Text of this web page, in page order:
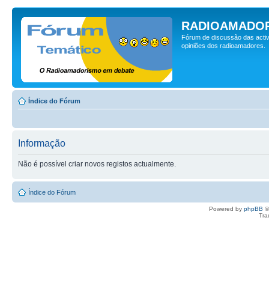
Fórum de discussão das
opiniões dos radioamadores.
Índice do Fórum
Informação
Não é possível criar novos registos actualmente.
Índice do Fórum
Powered by phpBB